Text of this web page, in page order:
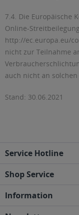
7.4. Die Europäische
Online-
http://ec.europa.eu/
nicht zur Teilnahme
auch nicht an
Stand: 30.06.2021
Service Hotline
Shop Service
Information